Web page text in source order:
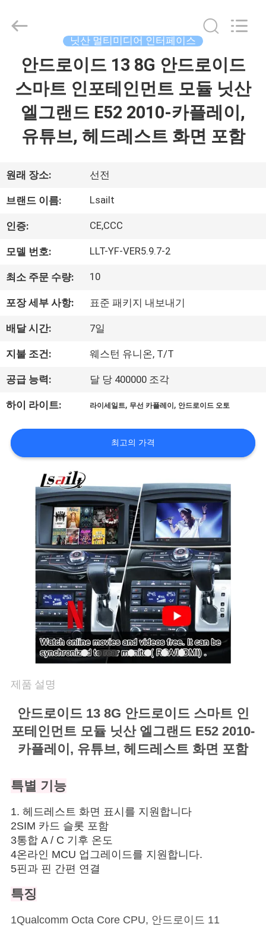
동
영
상
우
리
에
대
하
여
장
주
요
뉴
스
경
우
사
2015
Automobile
Rights
닛산 멀티미디어 인터페이스
안드로이드 13 8G 안드로이드
스마트 인포테인먼트 모듈 닛산
엘그랜드 E52 2010-카플레이,
유튜브, 헤드레스트 화면 포함
원래 장소: 선전
브랜드 이름: Lsailt
인증: CE,CCC
모델 번호: LLT-YF-VER5.9.7-2
최소 주문 수량: 10
포장 세부 사항: 표준 패키지 내보내기
배달 시간: 7일
지불 조건: 웨스턴 유니온, T/T
공급 능력: 달 당 400000 조각
하이 라이트: 라이세일트, 무선 카플레이 , 안드로이드 오토
최고의 가격
제품 설명
안드로이드 13 8G 안드로이드 스마트 인
포테인먼트 모듈 닛산 엘그랜드 E52 2010-
카플레이, 유튜브, 헤드레스트 화면 포함
특별 기능
1. 헤드레스트 화면 표시를 지원합니다
2SIM 카드 슬롯 포함
3통합 A / C 기후 온도
4온라인 MCU 업그레이드를 지원합니다.
5핀과 핀 간편 연결
특징
1Qualcomm Octa Core CPU, 안드로이드 11